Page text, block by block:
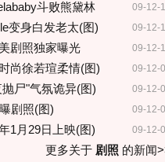
09-12-
斗败熊黛林
09-12-
变身白发老太(图)
09-12-
剧照独家曝光
09-12-
尚徐若瑄柔情(图)
09-12-
尸"气氛诡异(图)
09-12-
剧照(图)
09-12-
1月29日上映(图)
更多关于 剧照 的新闻